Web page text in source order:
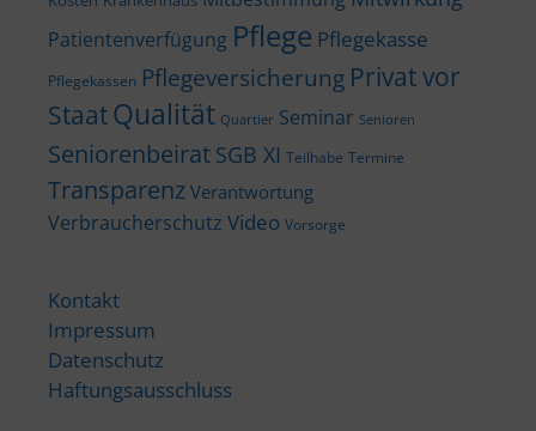
Patientenverfügung Pflege Pflegekasse
Pflegekassen Pflegeversicherung Privat vor
StaatQualität Quartier Seminar Senioren
Seniorenbeirat SGB XI Teilhabe Termine
Transparenz Verantwortung
Verbraucherschutz Video Vorsorge
Kontakt
Impressum
Datenschutz
Haftungsausschluss